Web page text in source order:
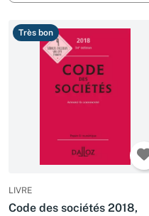
Très bon
LIVRE
Code des sociétés 2018,